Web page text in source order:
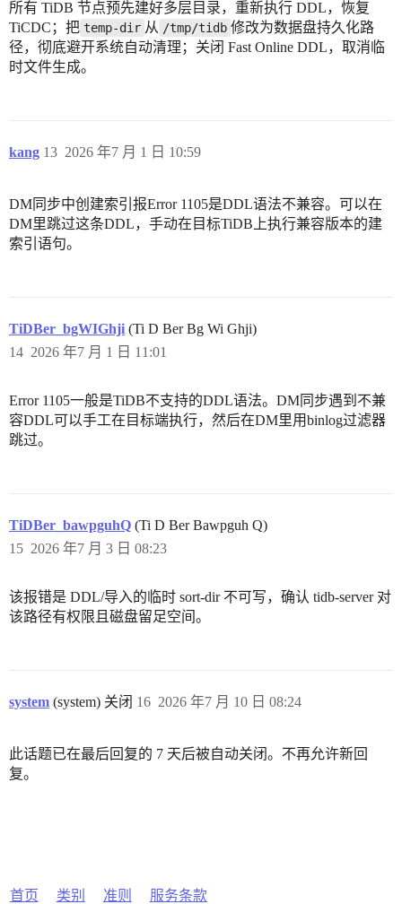
所有 TiDB 节点预先建好多层目录，重新执行 DDL，恢复
TiCDC；把 temp-dir 从 /tmp/tidb 修改为数据盘持久化路
径，彻底避开系统自动清理；关闭 Fast Online DDL，取消临
时文件生成。
kang 2026 年7 月 1 日 10:59
13
DM同步中创建索引报Error 1105是DDL语法不兼容。可以在
DM里跳过这条DDL，手动在目标TiDB上执行兼容版本的建
索引语句。
TiDBer_bgWIGhji (Ti D Ber Bg Wi Ghji)
2026 年7 月 1 日 11:01
14
Error 1105一般是TiDB不支持的DDL语法。DM同步遇到不兼
容DDL可以手工在目标端执行，然后在DM里用binlog过滤器
跳过。
TiDBer_bawpguhQ (Ti D Ber Bawpguh Q)
2026 年7 月 3 日 08:23
15
该报错是 DDL/导入的临时 sort-dir 不可写，确认 tidb-server 对
该路径有权限且磁盘留足空间。
system (system) 关闭 2026 年7 月 10 日 08:24
16
此话题已在最后回复的 7 天后被自动关闭。不再允许新回
复。
首页 类别 准则 服务条款